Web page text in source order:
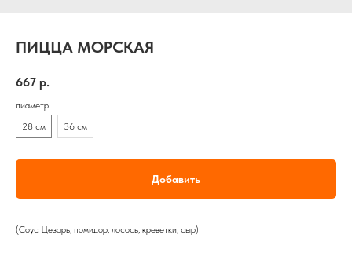
ПИЦЦА МОРСКАЯ
667 р.
диаметр
28 см
36 см
Добавить
(Соус Цезарь, помидор, лосось, креветки, сыр)